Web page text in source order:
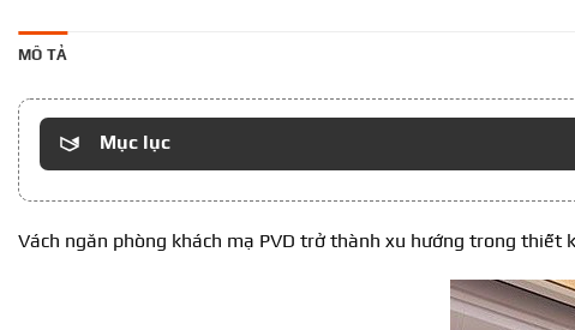
MÔ TẢ
Mục lục
Vách ngăn phòng khách mạ PVD trở thành xu hướng trong